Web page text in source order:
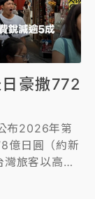
豪撒772
布2026年第
億日圓（約新
旅客以高達
額，傲視全